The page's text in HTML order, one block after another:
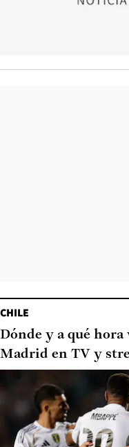
CHILE
Dónde y a qué hora
Madrid en TV y